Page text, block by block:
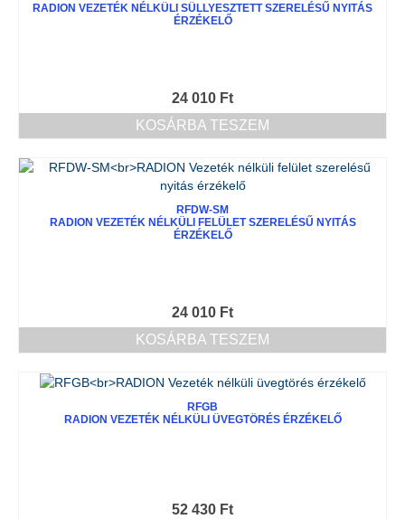
RADION VEZETÉK NÉLKÜLI SÜLLYESZTETT SZERELÉSŰ NYITÁS
ÉRZÉKELŐ
24 010 Ft
KOSÁRBA TESZEM
RFDW-SM
RADION VEZETÉK NÉLKÜLI FELÜLET SZERELÉSŰ NYITÁS
ÉRZÉKELŐ
24 010 Ft
KOSÁRBA TESZEM
RFGB
RADION VEZETÉK NÉLKÜLI ÜVEGTÖRÉS ÉRZÉKELŐ
52 430 Ft